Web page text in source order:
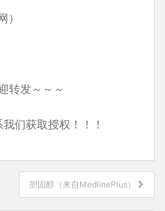
转发～～～
们获取授权！！！
胆固醇（来自MedlinePlus）